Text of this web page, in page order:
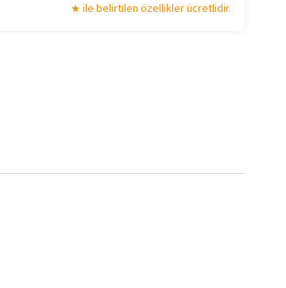
ile belirtilen özellikler ücretlidir.